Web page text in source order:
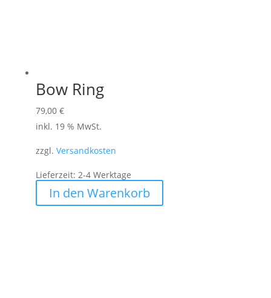
Bow Ring
79,00 €
inkl. 19 % MwSt.
zzgl. Versandkosten
Lieferzeit: 2-4 Werktage
In den Warenkorb